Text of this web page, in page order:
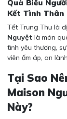
Quà Biếu
Kết Tình Thân
Tết Trung Thu là
Nguyệt là món
tình yêu thương,
viên ấm áp, an
Tại Sao
Maison
Này?